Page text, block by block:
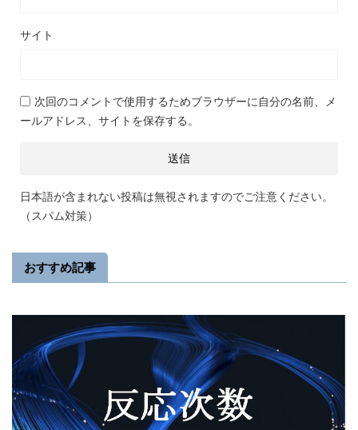
サイト
次回のコメントで使用するためブラウザーに自分の名前、メ
ールアドレス、サイトを保存する。
日本語が含まれない投稿は無視されますのでご注意ください。
（スパム対策）
おすすめ記事